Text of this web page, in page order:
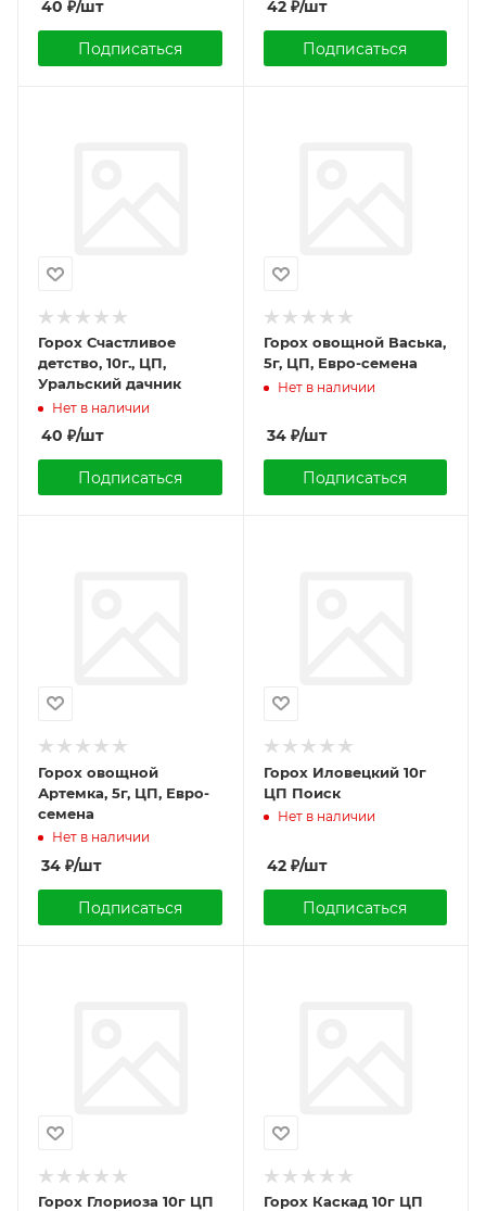
40 ₽/шт
Подписаться
42₽/шт
Подписаться
Горох Счастливое
детство, 10г., ЦП,
Уральский дачник
Нет в наличии
40 ₽/шт
Подписаться
Горох овощной Васька,
5г, ЦП, Евро-семена
Нет в наличии
34₽/шт
Подписаться
Горох овощной
Артемка, 5г, ЦП, Евро-
семена
Нет в наличии
34 ₽/шт
Подписаться
Горох Иловецкий 10г
ЦП Поиск
Нет в наличии
42₽/шт
Подписаться
Горох Глориоза 10г ЦП
Горох Каскад 10г ЦП